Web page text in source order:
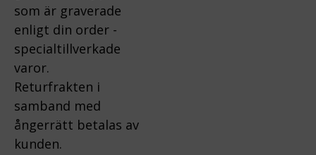
som är graverade
enligt din order -
specialtillverkade
varor.
Returfrakten i
samband med
ångerrätt betalas av
kunden.